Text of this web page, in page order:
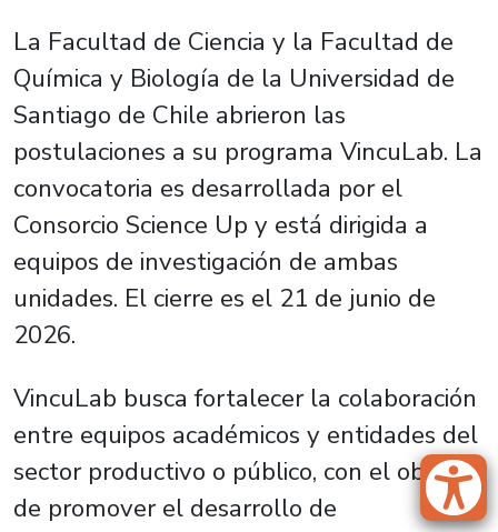
La Facultad de Ciencia y la Facultad de
Química y Biología de la Universidad de
Santiago de Chile abrieron las
postulaciones a su programa VincuLab. La
convocatoria es desarrollada por el
Consorcio Science Up y está dirigida a
equipos de investigación de ambas
unidades. El cierre es el 21 de junio de
2026.
VincuLab busca fortalecer la colaboración
entre equipos académicos y entidades del
sector productivo o público, con el objetivo
de promover el desarrollo de